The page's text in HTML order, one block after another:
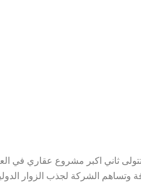
ثاني اكبر مشروع عقاري في
وتساهم الشركة لجذب الزوار